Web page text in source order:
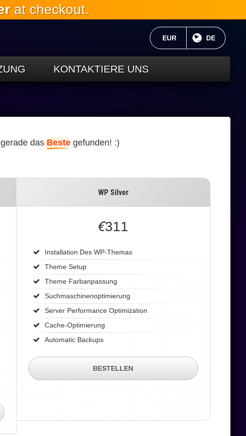
at checkout.
AKTUELLE
DE
AKTUELLE WÄHRUNG:
EUR
KONTAKTIERE UNS
dasBeste gefunden! :)
WP Silver
€311
Installation Des WP-Themas
Theme Setup
Theme Farbanpassung
Suchmaschinenoptimierung
Server Performance Optimization
Cache-Optimierung
Automatic Backups
BESTELLEN